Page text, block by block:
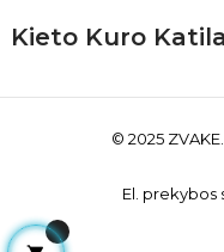
Kieto Kuro
© 2025
El. prekybos